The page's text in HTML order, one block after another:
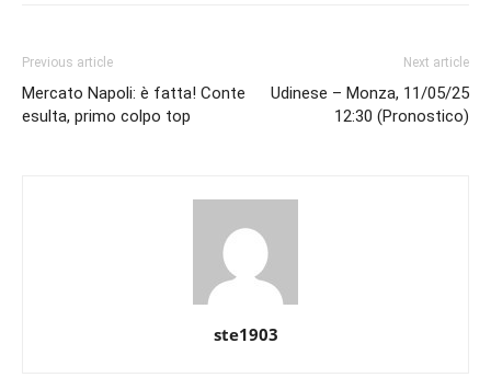
Previous article
Mercato Napoli: è fatta! Conte
esulta, primo colpo top
Next article
Udinese – Monza, 11/05/25
12:30 (Pronostico)
ste1903